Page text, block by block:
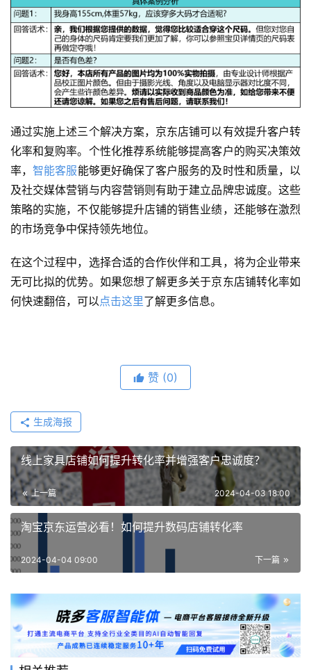
通过实施上述三个解决方案，京东店铺可以有效提升客户转
化率和复购率。个性化推荐系统能够提高客户的购买决策效
率，智能客服能够更好确保了客户服务的及时性和质量，以
及社交媒体营销与内容营销则有助于建立品牌忠诚度。这些
策略的实施，不仅能够提升店铺的销售业绩，还能够在激烈
的市场竞争中保持领先地位。
在这个过程中，选择合适的合作伙伴和工具，将为企业带来
无可比拟的优势。如果您想了解更多关于京东店铺转化率如
何快速翻倍，可以点击这里了解更多信息。
赞 (0)
生成海报
线上家具店铺如何提升转化率并增强客户忠诚度？
上一篇 2024-04-03 18:00
淘宝京东运营必看！如何提升数码店铺转化率
下一篇
2024-04-04 09:00